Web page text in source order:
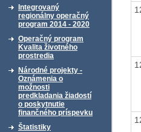
Integrovaný
regionálny operačný
program 2014 - 2020
Operačný program
Kvalita životného
prostredia
Národné projekty -
Oznámenia o
možnosti
predkladania žiadostí
o poskytnutie
finančného príspevku
Štatistiky